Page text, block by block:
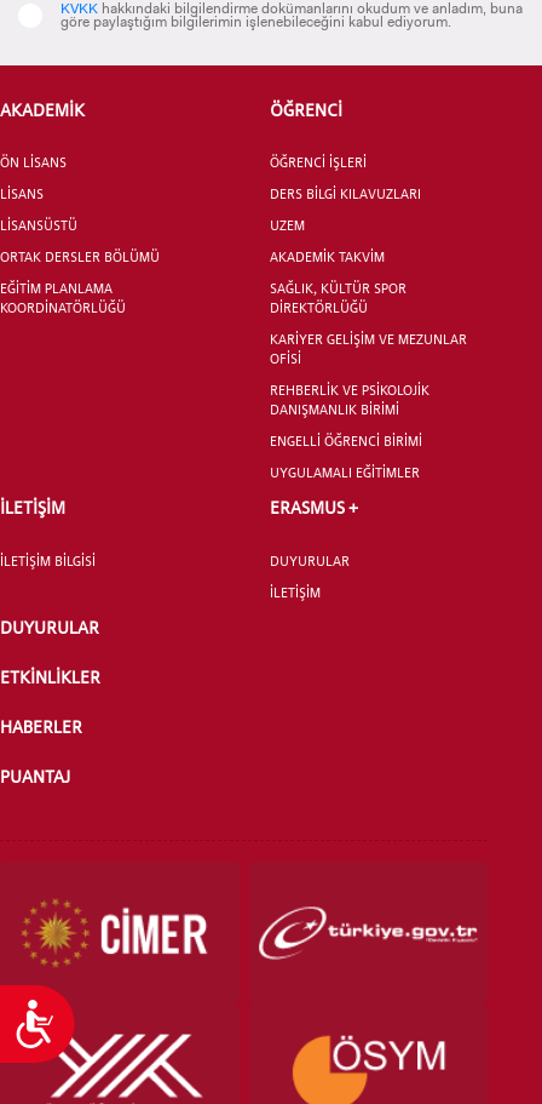
Ulaşılabilirlik
ADAY ÖĞRENCİ
INTERNATIONAL
STUDENT
ÖNLİSANS ve
KVKK hakkındaki bilgilendirme dokümanlarını okudum ve anladım, buna
göre paylaştığım bilgilerimin işlenebileceğini kabul ediyorum.
AKADEMİK
ÖN LİSANS
LİSANS
LİSANSÜSTÜ
ORTAK DERSLER BÖLÜMÜ
EĞİTİM PLANLAMA
KOORDİNATÖRLÜĞÜ
ÖĞRENCİ
ÖĞRENCİ İŞLERİ
DERS BİLGİ KILAVUZLARI
UZEM
AKADEMİK TAKVİM
SAĞLIK, KÜLTÜR SPOR
DİREKTÖRLÜĞÜ
KARİYER GELİŞİM VE MEZUNLAR
OFİSİ
REHBERLİK VE PSİKOLOJİK
DANIŞMANLIK BİRİMİ
ENGELLİ ÖĞRENCİ BİRİMİ
UYGULAMALI EĞİTİMLER
İLETİŞİM
İLETİŞİM BİLGİSİ
ERASMUS +
DUYURULAR
İLETİŞİM
DUYURULAR
ETKİNLİKLER
HABERLER
PUANTAJ